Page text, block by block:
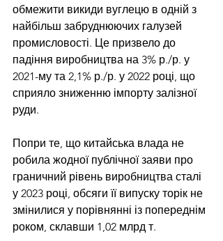
обмежити викиди вуглецю в одній з
найбільш забруднюючих галузей
промисловості. Це призвело до
падіння виробництва на 3% р./р. у
2021-му та 2,1% р./р. у 2022 році, що
сприяло зниженню імпорту залізної
руди.
Попри те, що китайська влада не
робила жодної публічної заяви про
граничний рівень виробництва сталі
у 2023 році, обсяги її випуску торік не
змінилися у порівнянні із попереднім
роком, склавши 1,02 млрд т.